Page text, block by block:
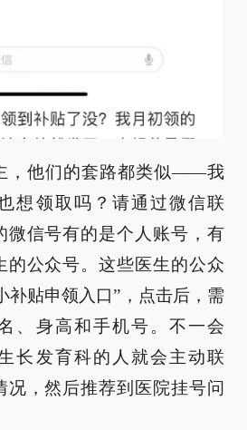
，他们的套路都类似——我
想领取吗？请通过微信联
微信号有的是个人账号，有
的公众号。这些医生的公众
补贴申领入口”，点击后，需
、身高和手机号。不一会
长发育科的人就会主动联
况，然后推荐到医院挂号问